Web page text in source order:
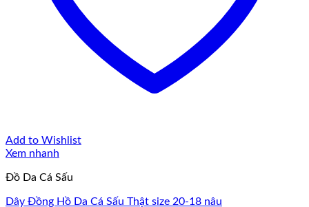
Add to Wishlist
Xem nhanh
Đồ Da Cá Sấu
Dây Đồng Hồ Da Cá Sấu Thật size 20-18 nâu